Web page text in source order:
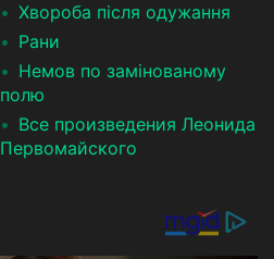
Хвороба після одужання
​Рани
Немов по замінованому
полю
Все произведения Леонида
Первомайского